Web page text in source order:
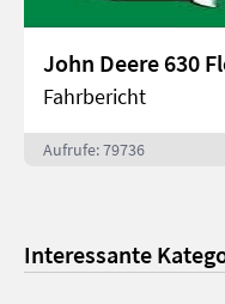
John Deere 630
Fahrbericht
Aufrufe: 79736
Interessante